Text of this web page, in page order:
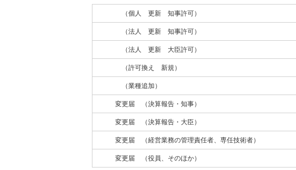
（個人 更新 知事許可）
（法人 更新 知事許可）
（法人 更新 大臣許可）
（許可換え 新規）
（業種追加）
変更届 （決算報告・知事）
変更届 （決算報告・大臣）
変更届 （経営業務の管理責任者、専任技術者）
変更届 （役員、そのほか）